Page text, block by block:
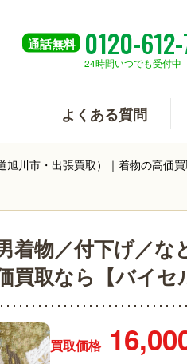
通話無料 0120-
24時間いつでも受付中
よくある質問
川市・出張買取）｜着物の高価買
着物／付下げ／な
買取なら【バイセ
買取価格